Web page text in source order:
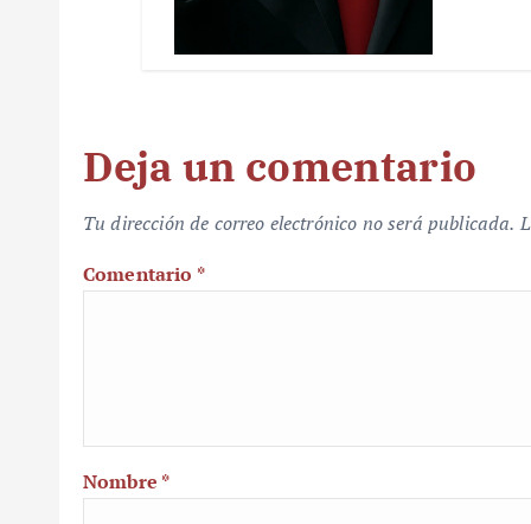
Deja un comentario
Tu dirección de correo electrónico no será publicada.
Comentario *
Nombre *